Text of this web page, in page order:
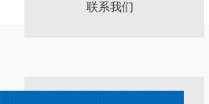
联系我们